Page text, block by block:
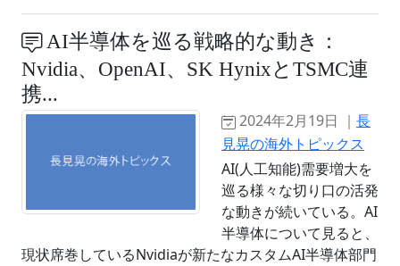
AI半導体を巡る戦略的な動き：
Nvidia、OpenAI、SK HynixとTSMC連
携...
2024年2月19日 ｜ 長
見晃の海外トピックス
AI(人工知能)需要増大を
巡る様々な切り口の活発
な動きが続いている。AI
半導体について見ると、
現状席巻しているNvidiaが新たなカスタムAI半導体部門